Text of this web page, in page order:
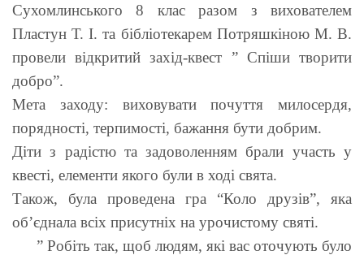
Сухомлинського 8 клас разом з вихователем
Пластун Т. І. та бібліотекарем Потряшкіною М. В.
провели відкритий захід-квест ” Спіши творити
добро”.
Мета заходу: виховувати почуття милосердя,
порядності, терпимості, бажання бути добрим.
Діти з радістю та задоволенням брали участь у
квесті, елементи якого були в ході свята.
Також, була проведена гра “Коло друзів”, яка
об’єднала всіх присутніх на урочистому святі.
” Робіть так, щоб людям, які вас оточують було